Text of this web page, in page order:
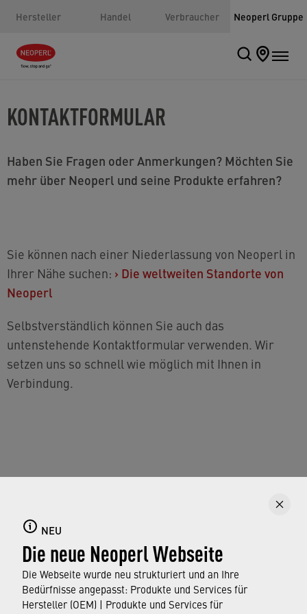
Hersteller Handel Verbraucher Neoperl Gruppe
NEU
Die neue Neoperl Webseite
Die Webseite wurde neu strukturiert und an Ihre
Bedürfnisse angepasst: Produkte und Services für
Hersteller (OEM) | Produkte und Services für
KONTAKTFORMULAR
Haben Sie Fragen oder Anmerkungen? Möchten Sie
mehr über Neoperl und seine Produkte erfahren?
Sie können nach einer Niederlassung von Neoperl in
Ihrer Nähe suchen: › Die weltweiten Standorte von
Neoperl
Selbstverständlich können Sie auch das
untenstehende Kontaktformular verwenden. Wir
setzen uns so schnell wie möglich mit Ihnen in
Verbindung.
Um das Formular zu sehen, müssen Sie auf die
Schaltfläche Consentmanager unten klicken. Klicken
Sie dann auf „Erweiterte Einstellungen“ und setzen
Sie den Dienst „Google Recaptcha“ auf „ein“.
CONSENTMANAGER